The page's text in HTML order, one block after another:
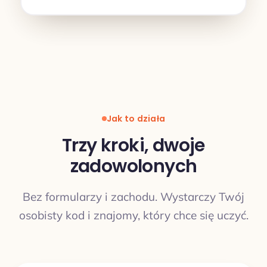
Jak to działa
Trzy kroki, dwoje
zadowolonych
Bez formularzy i zachodu. Wystarczy Twój
osobisty kod i znajomy, który chce się uczyć.